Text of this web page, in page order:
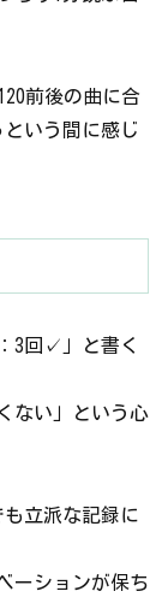
前後の曲に合
いう間に感じ
3回✓」と書く
ない」という心
立派な記録に
ーションが保ち